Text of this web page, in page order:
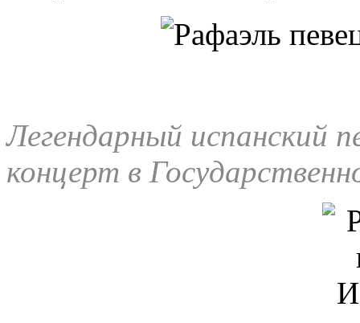
Легендарный испанский
концерт в